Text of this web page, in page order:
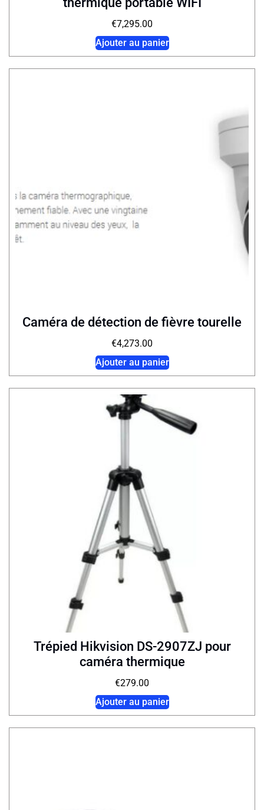
€7,295.00
Ajouter au panier
Caméra de détection de fièvre tourelle
€4,273.00
Ajouter au panier
Trépied Hikvision DS-2907ZJ pour
caméra thermique
€279.00
Ajouter au panier